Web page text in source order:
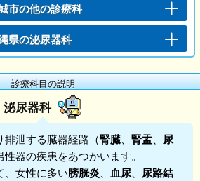
市の他の診療科
県の泌尿器科
診療科目の説明
泌尿器科
排泄する臓器経路（腎臓 腎盂
尿
性器の疾患をあつかいます。
、女性に多い膀胱炎 血尿
尿路結